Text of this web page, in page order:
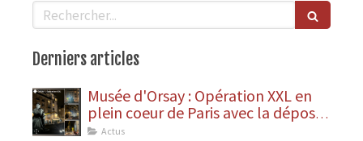
Rechercher
Derniers articles
Musée d'Orsay : Opération XXL en
plein coeur de Paris avec la dépose
des statues
Actus